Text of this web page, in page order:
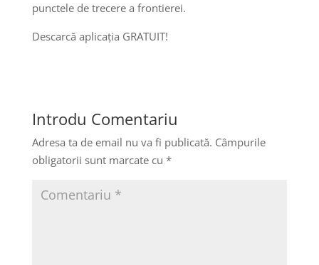
punctele de trecere a frontierei.
Descarcă aplicația GRATUIT!
Introdu Comentariu
Adresa ta de email nu va fi publicată. Câmpurile
obligatorii sunt marcate cu *